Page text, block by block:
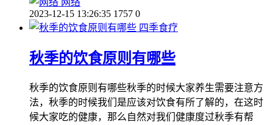
网络
2023-12-15 13:26:35 1757 0
四季食疗
秋季的饮食原则有哪些
秋季的饮食原则有哪些秋季的时候大家养生需要注意方
法，秋季的时候我们是应该对饮食有所了解的，在这时
候大家吃的健康，那么自然对我们健康度过秋季有帮